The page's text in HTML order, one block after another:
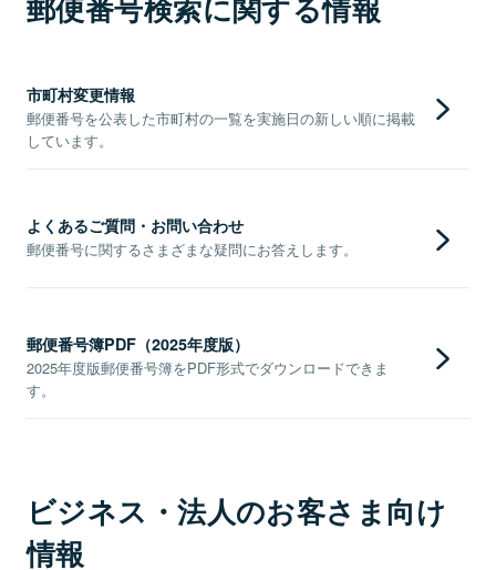
郵便番号検索に関する情報
市町村変更情報
郵便番号を公表した市町村の一覧を実施日の新しい順に掲載
しています。
よくあるご質問・お問い合わせ
郵便番号に関するさまざまな疑問にお答えします。
郵便番号簿PDF（2025年度版）
2025年度版郵便番号簿をPDF形式でダウンロードできま
す。
ビジネス・法人のお客さま向け
情報